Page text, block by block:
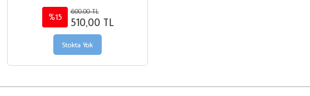
%15
600,00 TL
510,00 TL
Stokta Yok